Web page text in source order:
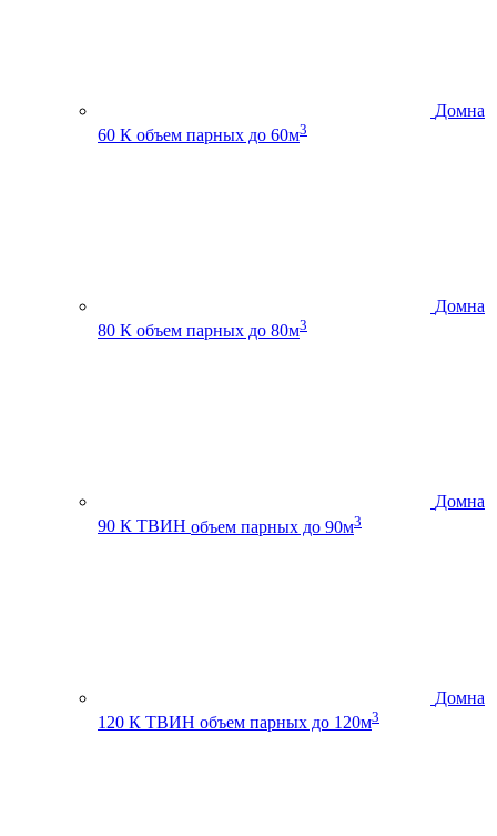
Домна
60 К объем парных до 60м3
Домна
80 К объем парных до 80м3
Домна
90 К ТВИН объем парных до 90м3
Домна
120 К ТВИН объем парных до 120м3